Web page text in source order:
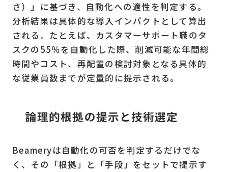
さ）」に基づき、自動化への適性を判定する。
分析結果は具体的な導入インパクトとして算出
される。たとえば、カスタマーサポート職のタ
スクの55％を自動化した際、削減可能な年間総
時間やコスト、再配置の検討対象となる具体的
な従業員数までが定量的に提示される。
論理的根拠の提示と技術選定
Beameryは自動化の可否を判定するだけでな
く、その「根拠」と「手段」をセットで提示す